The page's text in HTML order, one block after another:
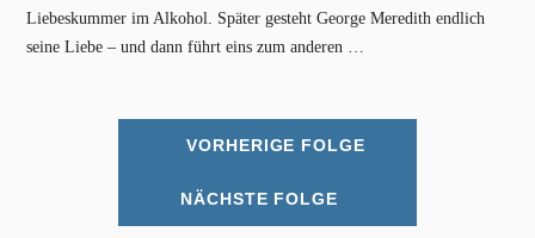
Liebeskummer im Alkohol. Später gesteht George Meredith endlich
seine Liebe – und dann führt eins zum anderen …
VORHERIGE FOLGE
NÄCHSTE FOLGE